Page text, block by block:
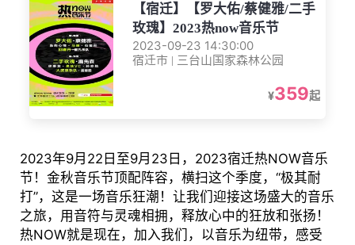
【宿迁】【罗大佑/蔡健雅/二手
玫瑰】2023热now音乐节
2023-09-23 14:30:00
宿迁市 | 三台山国家森林公园
¥359起
2023年9月22日至9月23日，2023宿迁热NOW音乐
节！金秋音乐节顶配阵容，横扫这个季度，“极其耐
打”，这是一场音乐狂潮！让我们迎接这场盛大的音乐
之旅，用音符与灵魂相拥，释放心中的狂放和张扬！
热NOW就是现在，加入我们，以音乐为纽带，感受